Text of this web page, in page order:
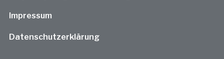
Impressum
Datenschutzerklärung